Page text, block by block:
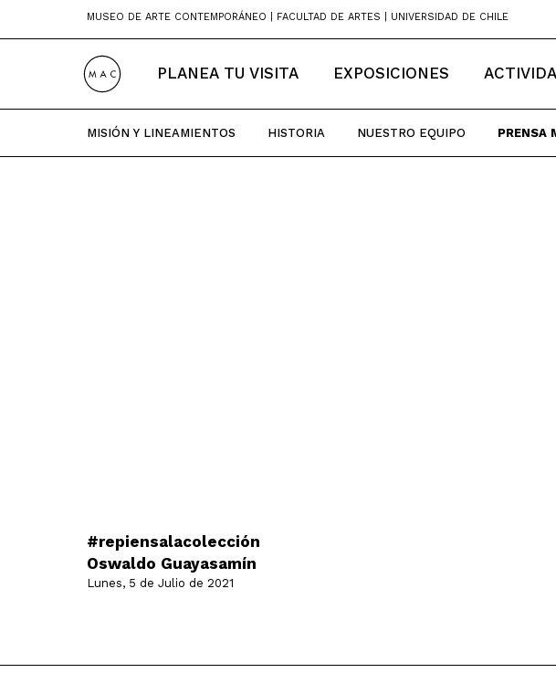
MUSEO DE ARTE CONTEMPORÁNEO | FACULTAD DE ARTES | UNIVERSIDAD DE CHILE
PLANEA TU VISITA EXPOSICIONES
MISIÓN Y LINEAMIENTOS HISTORIA NUESTRO EQUIPO PRENSA
#repiensalacolección
Oswaldo Guayasamín
Lunes, 5 de Julio de 2021